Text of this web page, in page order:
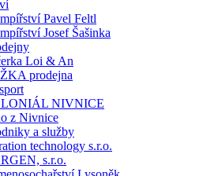
Pavel Feltl
Josef Šašinka
Loi & An
prodejna
NIVNICE
z Nivnice
a služby
technology s.r.o.
s.r.o.